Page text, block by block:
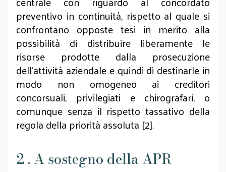
preventivo in continuità, rispetto al quale si
confrontano opposte tesi in merito alla
possibilità di distribuire liberamente le
risorse prodotte dalla prosecuzione
dell'attività aziendale e quindi di destinarle in
modo non omogeneo ai creditori
concorsuali, privilegiati e chirografari, o
comunque senza il rispetto tassativo della
regola della priorità assoluta [2].
2 . A sostegno della APR